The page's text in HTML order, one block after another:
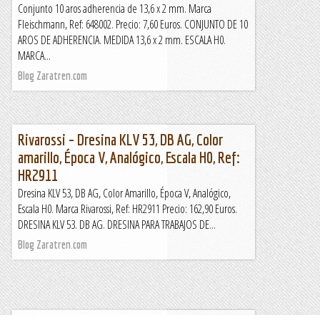
Conjunto 10 aros adherencia de 13,6 x 2 mm. Marca
Fleischmann, Ref: 648002. Precio: 7,60 Euros. CONJUNTO DE 10
AROS DE ADHERENCIA. MEDIDA 13,6 x 2 mm. ESCALA H0.
MARCA...
Blog Zaratren.com
Rivarossi – Dresina KLV 53, DB AG, Color
amarillo, Época V, Analógico, Escala H0, Ref:
HR2911
Dresina KLV 53, DB AG, Color Amarillo, Época V, Analógico,
Escala H0. Marca Rivarossi, Ref: HR2911 Precio: 162,90 Euros.
DRESINA KLV 53. DB AG. DRESINA PARA TRABAJOS DE...
Blog Zaratren.com